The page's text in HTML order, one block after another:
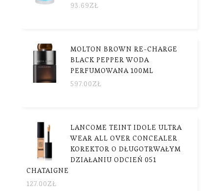
93.69ZŁ
MOLTON BROWN RE-CHARGE
BLACK PEPPER WODA
PERFUMOWANA 100ML
597.00ZŁ
LANCOME TEINT IDOLE ULTRA
WEAR ALL OVER CONCEALER
KOREKTOR O DŁUGOTRWAŁYM
DZIAŁANIU ODCIEŃ 051
CHATAIGNE
127.00ZŁ